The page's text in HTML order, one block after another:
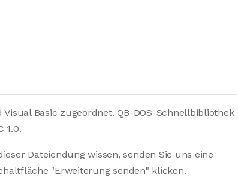
Basic zugeordnet. QB-DOS-Schnellbibliothek
1.0.
Dateiendung wissen, senden Sie uns eine
"Erweiterung senden" klicken.